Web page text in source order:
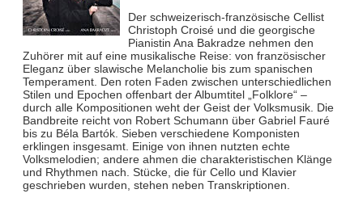
Der schweizerisch-französische Cellist
Christoph Croisé und die georgische
Pianistin Ana Bakradze nehmen den
Zuhörer mit auf eine musikalische Reise: von französischer
Eleganz über slawische Melancholie bis zum spanischen
Temperament. Den roten Faden zwischen unterschiedlichen
Stilen und Epochen offenbart der Albumtitel „Folklore“ –
durch alle Kompositionen weht der Geist der Volksmusik. Die
Bandbreite reicht von Robert Schumann über Gabriel Fauré
bis zu Béla Bartók. Sieben verschiedene Komponisten
erklingen insgesamt. Einige von ihnen nutzten echte
Volksmelodien; andere ahmen die charakteristischen Klänge
und Rhythmen nach. Stücke, die für Cello und Klavier
geschrieben wurden, stehen neben Transkriptionen.